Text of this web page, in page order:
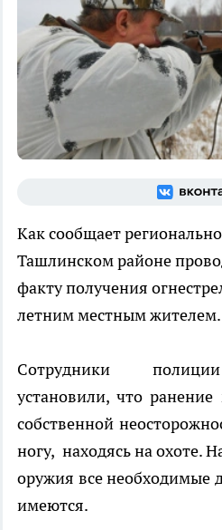
Как сообщает
Ташлинском районе
факту получения
летним местным жителем.
Сотрудники
установили, что
собственной
ногу, находясь на охоте.
оружия все необходимые
имеются.